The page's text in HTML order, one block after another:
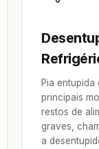
Pia
principais
restos de
graves,
a